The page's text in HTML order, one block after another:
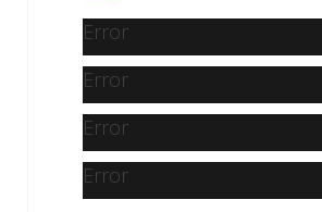
Error
Error
Error
Error